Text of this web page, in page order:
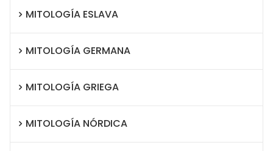
MITOLOGÍA ESLAVA
MITOLOGÍA GERMANA
MITOLOGÍA GRIEGA
MITOLOGÍA NÓRDICA